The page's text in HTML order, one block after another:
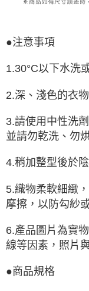
●注意事項
1.30°C以下水洗
2.深、淺色的衣
3.請使用中性洗
並請勿乾洗、勿
4.稍加整型後於
5.織物柔軟細緻
摩擦，以防勾紗
6.產品圖片為實
線等因素，照片
●商品規格